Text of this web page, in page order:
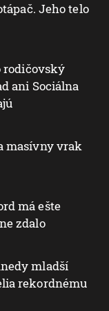
Jeho telo
rodičovský
ani Sociálna
masívny vrak
má ešte
zdalo
mladší
rekordnému